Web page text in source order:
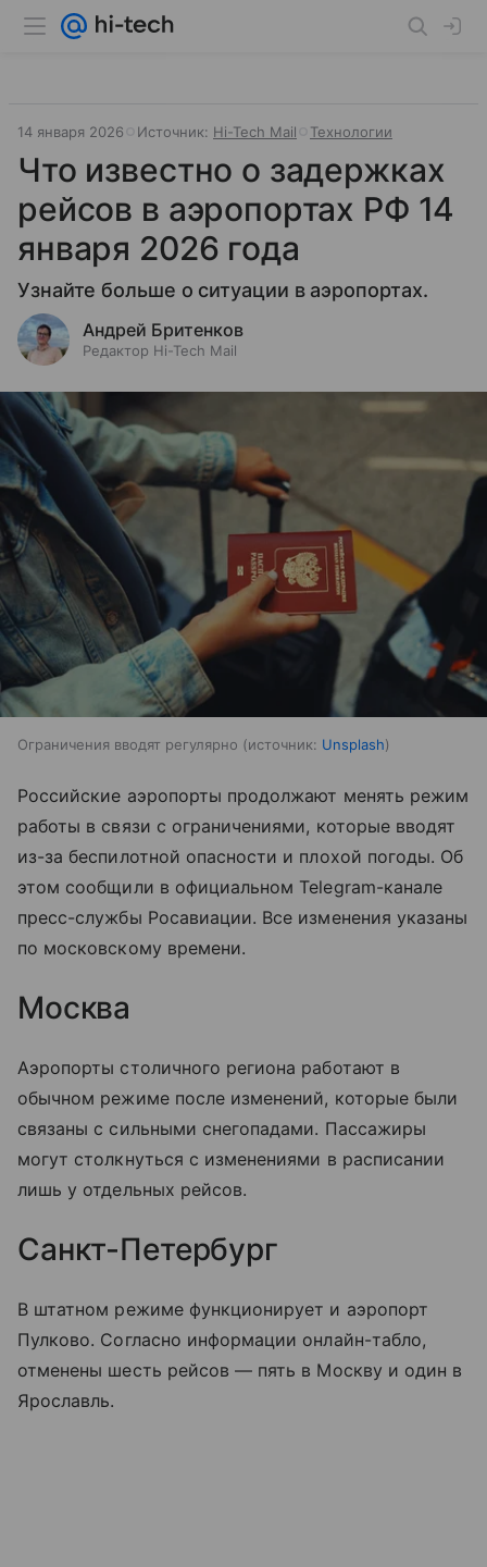
14 января 2026 Источник: Hi-Tech Mail Технологии
Что известно о задержках
рейсов в аэропортах РФ 14
января 2026 года
Узнайте больше о ситуации в аэропортах.
Андрей Бритенков
Редактор Hi-Tech Mail
Ограничения вводят регулярно источник: Unsplash
Российские аэропорты продолжают менять режим
работы в связи с ограничениями, которые вводят
из-за беспилотной опасности и плохой погоды. Об
этом сообщили в официальном Telegram-канале
пресс-службы Росавиации. Все изменения указаны
по московскому времени.
Москва
Аэропорты столичного региона работают в
обычном режиме после изменений, которые были
связаны с сильными снегопадами. Пассажиры
могут столкнуться с изменениями в расписании
лишь у отдельных рейсов.
Санкт-Петербург
В штатном режиме функционирует и аэропорт
Пулково. Согласно информации онлайн-табло,
отменены шесть рейсов — пять в Москву и один в
Ярославль.